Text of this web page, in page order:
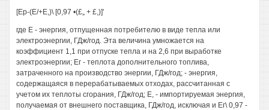
[Ер-(Е/+Е,)\ [0,97 •(£„ + £,)]'
где Е - энергия, отпущенная потребителю в виде тепла или
электроэнергии, ГДж/год. Эта величина умножается на
коэффициент 1,1 при отпуске тепла и на 2,6 при выработке
электроэнергии; Ег - теплота дополнительного топлива,
затраченного на производство энергии, ГДж/год; - энергия,
содержащаяся в перерабатываемых отходах, рассчитанная с
учетом их теплоты сгорания, ГДж/год; Е, - импортируемая энергия,
получаемая от внешнего поставщика, ГДж/год, исключая и Ег\ 0,97 -